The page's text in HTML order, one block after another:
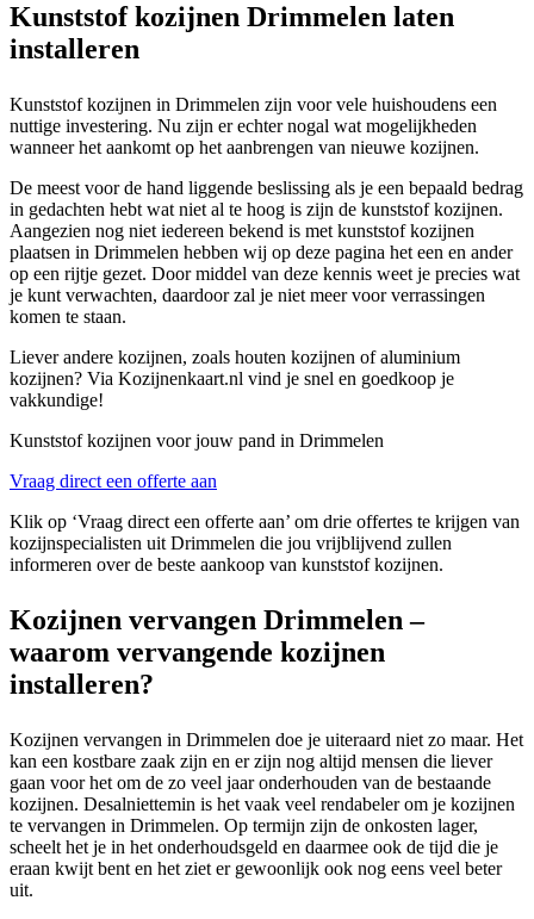
Kunststof kozijnen Drimmelen laten
installeren
Kunststof kozijnen in Drimmelen zijn voor vele huishoudens een
nuttige investering. Nu zijn er echter nogal wat mogelijkheden
wanneer het aankomt op het aanbrengen van nieuwe kozijnen.
De meest voor de hand liggende beslissing als je een bepaald bedrag
in gedachten hebt wat niet al te hoog is zijn de kunststof kozijnen.
Aangezien nog niet iedereen bekend is met kunststof kozijnen
plaatsen in Drimmelen hebben wij op deze pagina het een en ander
op een rijtje gezet. Door middel van deze kennis weet je precies wat
je kunt verwachten, daardoor zal je niet meer voor verrassingen
komen te staan.
Liever andere kozijnen, zoals houten kozijnen of aluminium
kozijnen? Via Kozijnenkaart.nl vind je snel en goedkoop je
vakkundige!
Kunststof kozijnen voor jouw pand in Drimmelen
Vraag direct een offerte aan
Klik op ‘Vraag direct een offerte aan’ om drie offertes te krijgen van
kozijnspecialisten uit Drimmelen die jou vrijblijvend zullen
informeren over de beste aankoop van kunststof kozijnen.
Kozijnen vervangen Drimmelen –
waarom vervangende kozijnen
installeren?
Kozijnen vervangen in Drimmelen doe je uiteraard niet zo maar. Het
kan een kostbare zaak zijn en er zijn nog altijd mensen die liever
gaan voor het om de zo veel jaar onderhouden van de bestaande
kozijnen. Desalniettemin is het vaak veel rendabeler om je kozijnen
te vervangen in Drimmelen. Op termijn zijn de onkosten lager,
scheelt het je in het onderhoudsgeld en daarmee ook de tijd die je
eraan kwijt bent en het ziet er gewoonlijk ook nog eens veel beter
uit.